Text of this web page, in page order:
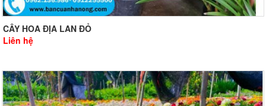
CÂY HOA ĐỊA LAN ĐỎ
Liên hệ